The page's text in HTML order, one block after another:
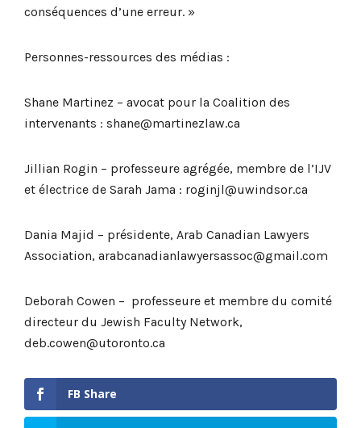
conséquences d’une erreur. »
Personnes-ressources des médias :
Shane Martinez – avocat pour la Coalition des
intervenants : shane@martinezlaw.ca
Jillian Rogin – professeure agrégée, membre de l’IJV
et électrice de Sarah Jama : roginjl@uwindsor.ca
Dania Majid – présidente, Arab Canadian Lawyers
Association, arabcanadianlawyersassoc@gmail.com
Deborah Cowen – professeure et membre du comité
directeur du Jewish Faculty Network,
deb.cowen@utoronto.ca
FB Share